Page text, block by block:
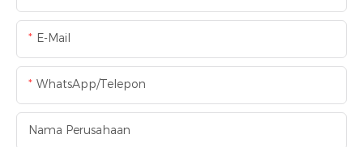
E-Mail
WhatsApp/Telepon
Nama Perusahaan